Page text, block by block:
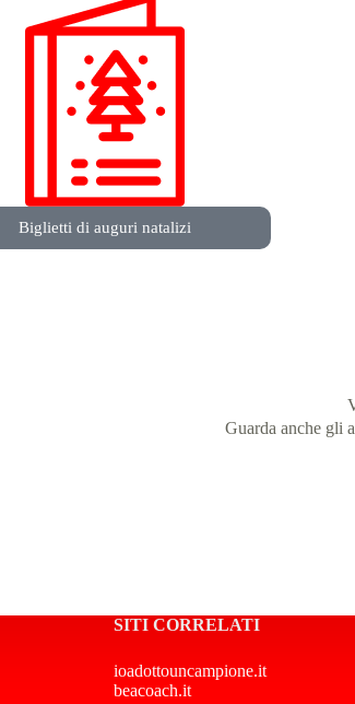
Biglietti di auguri natalizi
Guarda anche gli
SITI CORRELATI
ioadottouncampione.it
beacoach.it